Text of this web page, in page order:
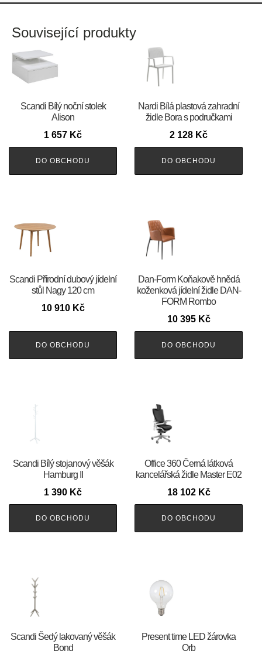
Související produkty
Scandi Bílý noční stolek
Alison
1 657 Kč
DO OBCHODU
Nardi Bílá plastová zahradní
židle Bora s područkami
2 128 Kč
DO OBCHODU
Scandi Přírodní dubový jídelní
stůl Nagy 120 cm
10 910 Kč
DO OBCHODU
​​​​​Dan-Form Koňakově hnědá
koženková jídelní židle DAN-
FORM Rombo
10 395 Kč
DO OBCHODU
Scandi Bílý stojanový věšák
Hamburg II
1 390 Kč
DO OBCHODU
Office 360 Černá látková
kancelářská židle Master E02
18 102 Kč
DO OBCHODU
Scandi Šedý lakovaný věšák
Bond
Present time LED žárovka
Orb